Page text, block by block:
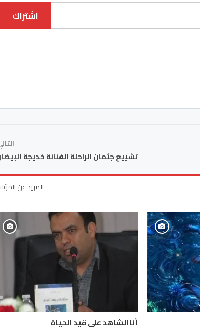
اشتراك
تشييع جثمان الراحلة الفنانة خديجة
المزيد عن
أنا الشاهد على قيد الحياة